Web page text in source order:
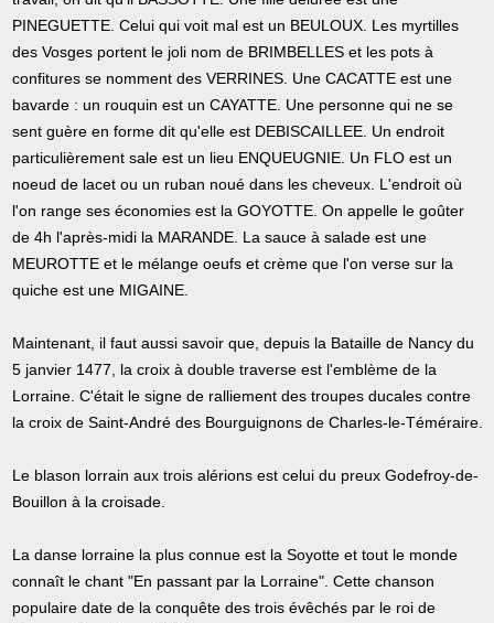
PINEGUETTE. Celui qui voit mal est un BEULOUX. Les myrtilles
des Vosges portent le joli nom de BRIMBELLES et les pots à
confitures se nomment des VERRINES. Une CACATTE est une
bavarde : un rouquin est un CAYATTE. Une personne qui ne se
sent guère en forme dit qu'elle est DEBISCAILLEE. Un endroit
particulièrement sale est un lieu ENQUEUGNIE. Un FLO est un
noeud de lacet ou un ruban noué dans les cheveux. L'endroit où
l'on range ses économies est la GOYOTTE. On appelle le goûter
de 4h l'après-midi la MARANDE. La sauce à salade est une
MEUROTTE et le mélange oeufs et crème que l'on verse sur la
quiche est une MIGAINE.
Maintenant, il faut aussi savoir que, depuis la Bataille de Nancy du
5 janvier 1477, la croix à double traverse est l'emblème de la
Lorraine. C'était le signe de ralliement des troupes ducales contre
la croix de Saint-André des Bourguignons de Charles-le-Téméraire.
Le blason lorrain aux trois alérions est celui du preux Godefroy-de-
Bouillon à la croisade.
La danse lorraine la plus connue est la Soyotte et tout le monde
connaît le chant "En passant par la Lorraine". Cette chanson
populaire date de la conquête des trois évêchés par le roi de